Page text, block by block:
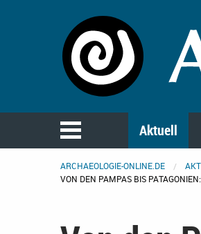
Aktuell
ARCHAEOLOGIE-ONLINE.DE
VON DEN PAMPAS BIS